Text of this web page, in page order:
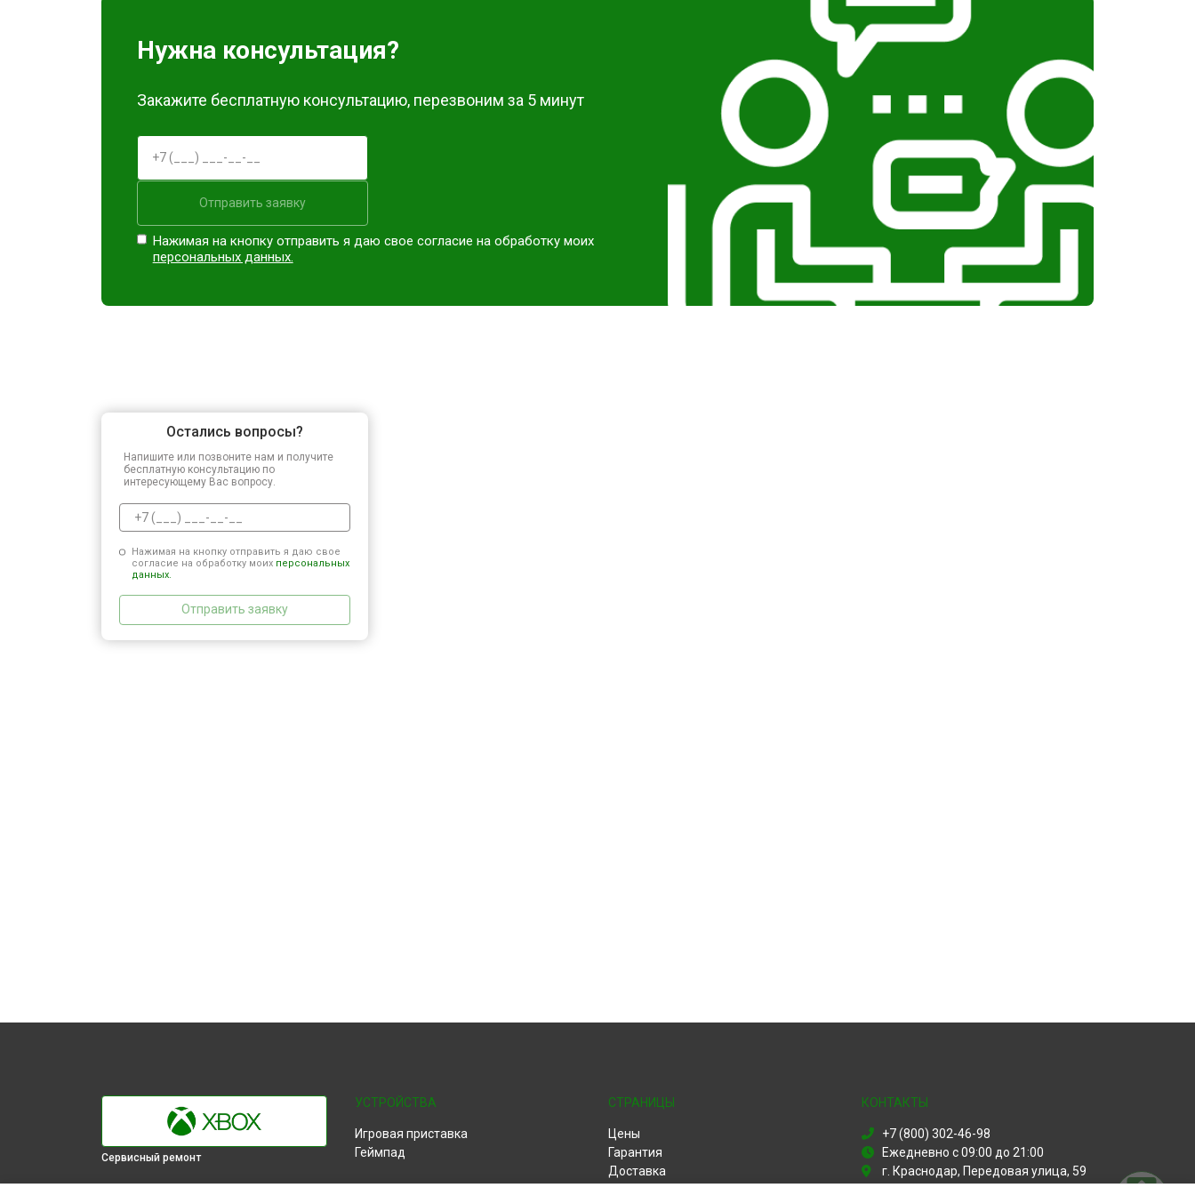
Замена материнской платы от 1100 ₽
Ремонт Blu-Ray от 750 ₽ Заказать
Нужна консультация?
Закажите бесплатную консультацию, перезвоним за 5 минут
Отправить заявку
Нажимая на кнопку отправить я даю свое согласие на обработку моих
персональных данных.
Остались вопросы?
Напишите или позвоните нам и получите
бесплатную консультацию по
интересующему Вас вопросу.
Нажимая на кнопку отправить я даю свое
согласие на обработку моих персональных
данных.
Отправить заявку
Сервисный ремонт
УСТРОЙСТВА
Игровая приставка
Геймпад
СТРАНИЦЫ
Цены
Гарантия
Доставка
КОНТАКТЫ
+7 (800) 302-46-98
Ежедневно с 09:00 до 21:00
г. Краснодар, Передовая улица, 59